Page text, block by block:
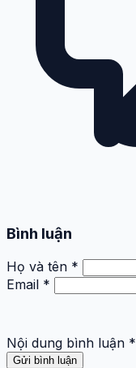
Bình luận
Họ và tên *
Email *
Nội dung bình luận *
Gửi bình luận